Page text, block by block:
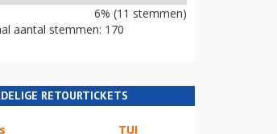
6% (11 stemmen)
aantal stemmen: 170
RETOURTICKETS
TUI